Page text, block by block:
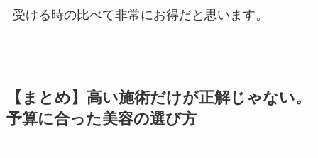
受ける時の比べて非常にお得だと思います。
【まとめ】高い施術だけが正解じゃない。
予算に合った美容の選び方